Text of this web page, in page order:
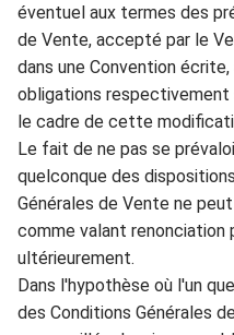
éventuel aux termes des
de Vente, accepté par le
dans une Convention
obligations respectivement
le cadre de cette modi
Le fait de ne pas se
quelconque des
Générales de Vente ne
comme valant renonciation
ultérieurement.
Dans l'hypothèse où l'un
des Conditions Générales